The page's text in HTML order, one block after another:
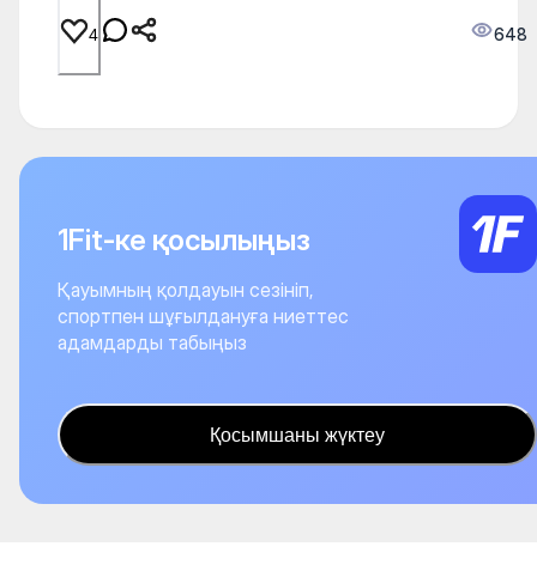
4 648
1Fit-ке қосылыңыз
Қауымның қолдауын сезініп,
спортпен шұғылдануға ниеттес
адамдарды табыңыз
Қосымшаны жүктеу